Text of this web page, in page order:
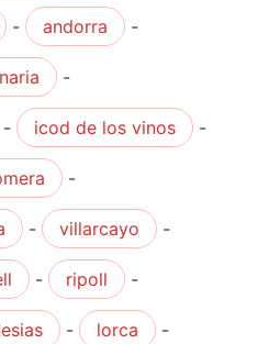
- andorra -
-
- icod de los vinos -
-
- villarcayo -
- ripoll -
- lorca -